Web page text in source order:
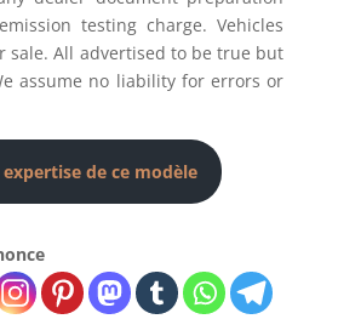
testing charge. Vehicles
sale. All advertised to be true but
assume no liability for errors or
de ce modèle